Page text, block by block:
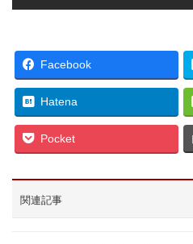
Facebook
Hatena
Pocket
関連記事